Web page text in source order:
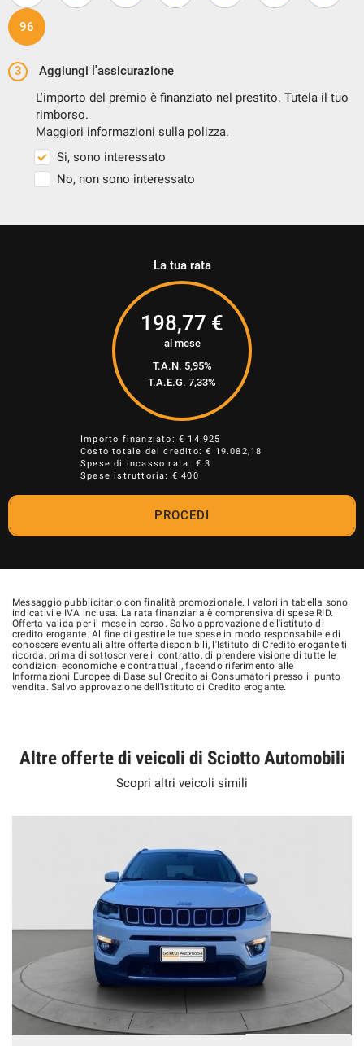
96
3
Aggiungi l'assicurazione
L'importo del premio è finanziato nel prestito. Tutela il tuo
rimborso.
Maggiori informazioni sulla polizza.
Si, sono interessato
No, non sono interessato
La tua rata
198,77 €
al mese
T.A.N. 5,95%
T.A.E.G. 7,33%
Importo finanziato: € 14.925
Costo totale del credito: € 19.082,18
Spese di incasso rata: € 3
Spese istruttoria: € 400
PROCEDI
Messaggio pubblicitario con finalità promozionale. I valori in tabella sono
indicativi e IVA inclusa. La rata finanziaria è comprensiva di spese RID.
Offerta valida per il mese in corso. Salvo approvazione dell'istituto di
credito erogante. Al fine di gestire le tue spese in modo responsabile e di
conoscere eventuali altre offerte disponibili, l'Istituto di Credito erogante ti
ricorda, prima di sottoscrivere il contratto, di prendere visione di tutte le
condizioni economiche e contrattuali, facendo riferimento alle
Informazioni Europee di Base sul Credito ai Consumatori presso il punto
vendita. Salvo approvazione dell'Istituto di Credito erogante.
Altre offerte di veicoli di Sciotto Automobili
Scopri altri veicoli simili